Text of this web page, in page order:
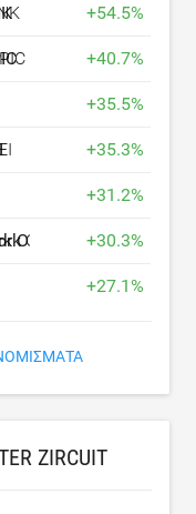
+54.5%
+40.7%
+35.5%
+35.3%
+31.2%
ON +30.3%
+27.1%
ZIRCUIT